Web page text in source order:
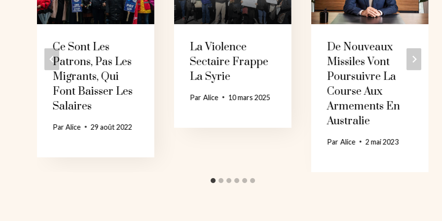
Ce Sont Les
Patrons, Pas Les
Migrants, Qui
Font Baisser Les
Salaires
ParAlice 29 août 2022
La Violence
Sectaire Frappe
La Syrie
ParAlice 10 mars 2025
De Nouveaux
Missiles Vont
Poursuivre La
Course Aux
Armements En
Australie
ParAlice 2 mai 2023